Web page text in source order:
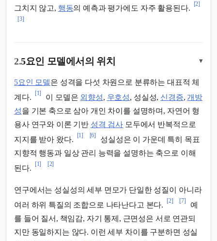
그치지 않고, 행동의 예측과 평가에도 자주 활용된다.
[2]
[3]
2.5요인 모델에서의 위치 ▾
5요인 모델은 성격을 다섯 차원으로 분류하는 대표적 체
계다.
[1]
이 모델은 외향성, 우호성, 성실성, 신경증, 개방
성을 기본 축으로 삼아 개인 차이를 설명하며, 자연어 형
용사 연구와 이론 기반 성격 검사 모두에서 반복적으로
지지를 받아 왔다.
[1] [6]
성실성은 이 가운데 특히 목표
지향적 행동과 일상 관리 능력을 설명하는 축으로 이해
된다.
[1] [2]
연구에서는 성실성의 세부 면모가 단일한 성질이 아니라
여러 하위 특질의 조합으로 나타난다고 본다.
[2] [7]
예
를 들어 질서, 책임감, 자기 통제, 근면성은 서로 연관되
지만 동일하지는 않다. 이런 세부 차이를 구분하면 성실